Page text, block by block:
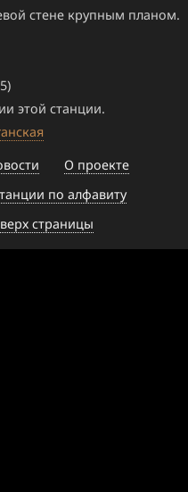
стене крупным планом.
этой станции.
О проекте
по алфавиту
страницы